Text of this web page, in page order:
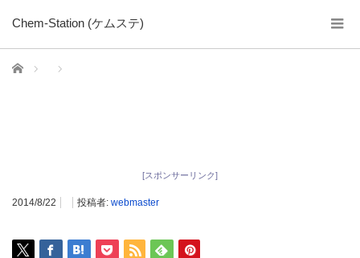
Chem-Station (ケムステ)
ホーム
[スポンサーリンク]
2014/8/22 投稿者: webmaster